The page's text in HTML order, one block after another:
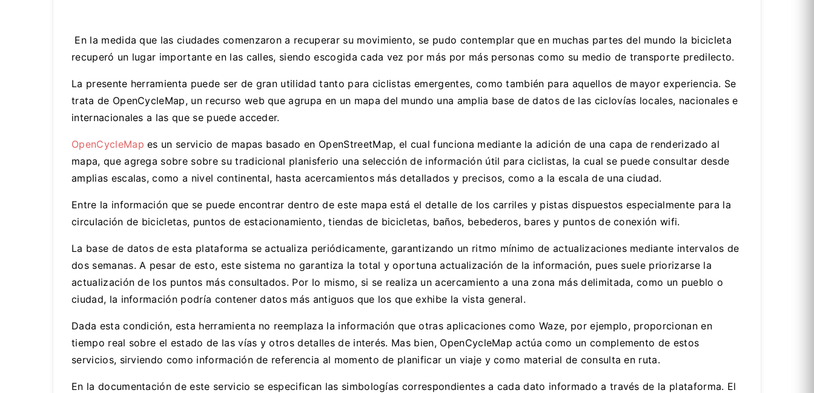
En la medida que las ciudades comenzaron a recuperar su movimiento, se pudo contemplar que en muchas partes del mundo la bicicleta
recuperó un lugar importante en las calles, siendo escogida cada vez por más por más personas como su medio de transporte predilecto.
La presente herramienta puede ser de gran utilidad tanto para ciclistas emergentes, como también para aquellos de mayor experiencia. Se
trata de OpenCycleMap, un recurso web que agrupa en un mapa del mundo una amplia base de datos de las ciclovías locales, nacionales e
internacionales a las que se puede acceder.
OpenCycleMap es un servicio de mapas basado en OpenStreetMap, el cual funciona mediante la adición de una capa de renderizado al
mapa, que agrega sobre sobre su tradicional planisferio una selección de información útil para ciclistas, la cual se puede consultar desde
amplias escalas, como a nivel continental, hasta acercamientos más detallados y precisos, como a la escala de una ciudad.
Entre la información que se puede encontrar dentro de este mapa está el detalle de los carriles y pistas dispuestos especialmente para la
circulación de bicicletas, puntos de estacionamiento, tiendas de bicicletas, baños, bebederos, bares y puntos de conexión wifi.
La base de datos de esta plataforma se actualiza periódicamente, garantizando un ritmo mínimo de actualizaciones mediante intervalos de
dos semanas. A pesar de esto, este sistema no garantiza la total y oportuna actualización de la información, pues suele priorizarse la
actualización de los puntos más consultados. Por lo mismo, si se realiza un acercamiento a una zona más delimitada, como un pueblo o
ciudad, la información podría contener datos más antiguos que los que exhibe la vista general.
Dada esta condición, esta herramienta no reemplaza la información que otras aplicaciones como Waze, por ejemplo, proporcionan en
tiempo real sobre el estado de las vías y otros detalles de interés. Mas bien, OpenCycleMap actúa como un complemento de estos
servicios, sirviendo como información de referencia al momento de planificar un viaje y como material de consulta en ruta.
En la documentación de este servicio se especifican las simbologías correspondientes a cada dato informado a través de la plataforma. El